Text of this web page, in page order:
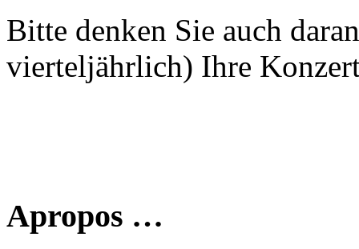
Bitte denken Sie auch
vierteljährlich) Ihre
Apropos …